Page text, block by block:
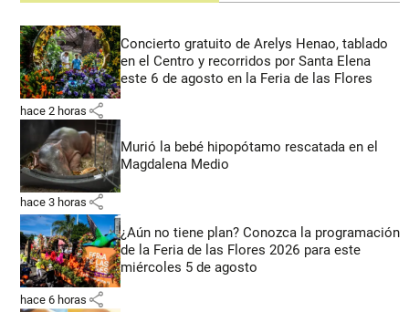
Concierto gratuito de Arelys Henao, tablado
en el Centro y recorridos por Santa Elena
este 6 de agosto en la Feria de las Flores
hace 2 horas share
Murió la bebé hipopótamo rescatada en el
Magdalena Medio
hace 3 horas share
¿Aún no tiene plan? Conozca la programación
de la Feria de las Flores 2026 para este
miércoles 5 de agosto
hace 6 horas share